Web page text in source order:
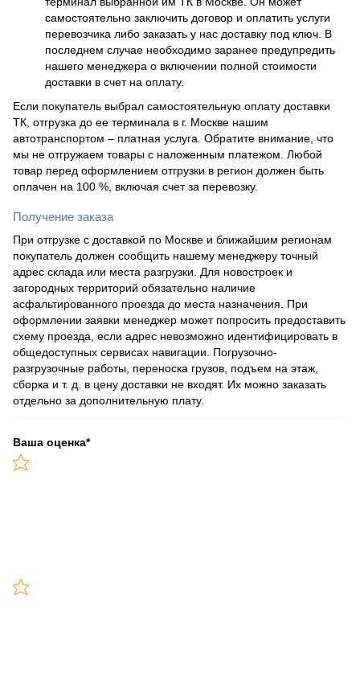
самостоятельно заключить договор и оплатить услуги
перевозчика либо заказать у нас доставку под ключ. В
последнем случае необходимо заранее предупредить
нашего менеджера о включении полной стоимости
доставки в счет на оплату.
Если покупатель выбрал самостоятельную оплату доставки
ТК, отгрузка до ее терминала в г. Москве нашим
автотранспортом – платная услуга. Обратите внимание, что
мы не отгружаем товары с наложенным платежом. Любой
товар перед оформлением отгрузки в регион должен быть
оплачен на 100 %, включая счет за перевозку.
Получение заказа
При отгрузке с доставкой по Москве и ближайшим регионам
покупатель должен сообщить нашему менеджеру точный
адрес склада или места разгрузки. Для новостроек и
загородных территорий обязательно наличие
асфальтированного проезда до места назначения. При
оформлении заявки менеджер может попросить предоставить
схему проезда, если адрес невозможно идентифицировать в
общедоступных сервисах навигации. Погрузочно-
разгрузочные работы, переноска грузов, подъем на этаж,
сборка и т. д. в цену доставки не входят. Их можно заказать
отдельно за дополнительную плату.
Ваша оценка*